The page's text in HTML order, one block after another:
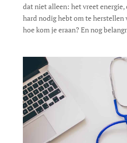
dat niet alleen: het vreet
hard nodig hebt om te herstellen
hoe kom je eraan? En nog